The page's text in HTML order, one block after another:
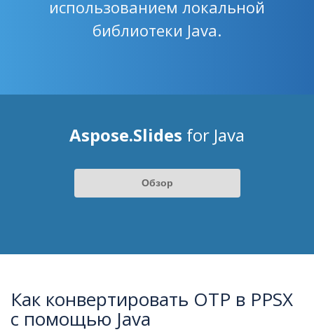
использованием локальной
библиотеки Java.
Aspose.Slides for Java
Обзор
Как конвертировать OTP в PPSX
с помощью Java